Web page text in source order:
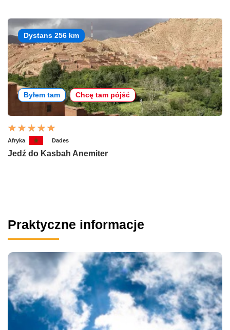
Dystans 256 km
Byłem tam Chcę tam pójść
Afryka Dades
Jedź do Kasbah Anemiter
Praktyczne informacje